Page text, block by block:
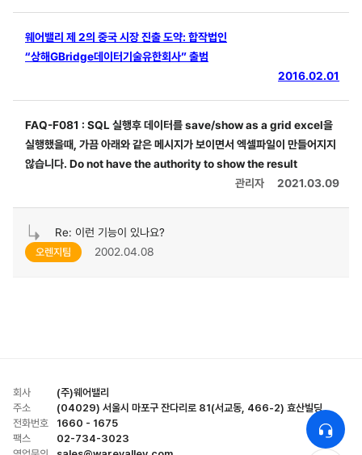
웨어밸리 제 2의 중국 시장 진출 도약: 합작법인
“상해GBridge데이터기술유한회사” 출범
2016.02.01
FAQ-F081 : SQL 실행후 데이터를 save/show as a grid excel을
실행했을때, 가끔 아래와 같은 메시지가 보이면서 엑셀파일이 만들어지지
않습니다. Do not have the authority to show the result
관리자
2021.03.09
Re: 이런 기능이 있나요?
오렌지팀 2002.04.08
회사
(주)웨어밸리
주소
(04029) 서울시 마포구 잔다리로 81(서교동, 466-2) 효산빌딩
전화번호
1660 - 1675
팩스
02-734-3023